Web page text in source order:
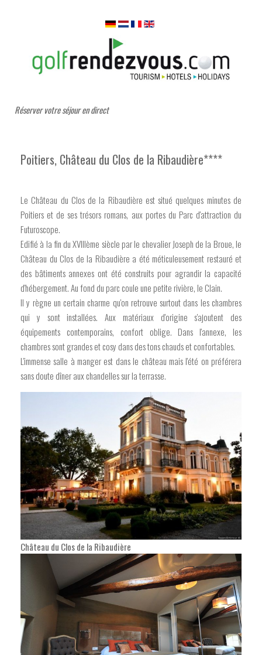
Réserver votre séjour en direct
Poitiers, Château du Clos de la Ribaudière****
Le Château du Clos de la Ribaudière est situé quelques minutes de
Poitiers et de ses trésors romans, aux portes du Parc d'attraction du
Futuroscope.
Edifié à la fin du XVIIIème siècle par le chevalier Joseph de la Broue, le
Château du Clos de la Ribaudière a été méticuleusement restauré et
des bâtiments annexes ont été construits pour agrandir la capacité
d'hébergement. Au fond du parc coule une petite rivière, le Clain.
Il y règne un certain charme qu'on retrouve surtout dans les chambres
qui y sont installées. Aux matériaux d'origine s'ajoutent des
équipements contemporains, confort oblige. Dans l'annexe, les
chambres sont grandes et cosy dans des tons chauds et confortables.
L'immense salle à manger est dans le château mais l'été on préférera
sans doute dîner aux chandelles sur la terrasse.
Château du Clos de la Ribaudière